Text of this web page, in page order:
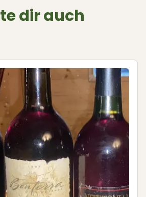
dir auch